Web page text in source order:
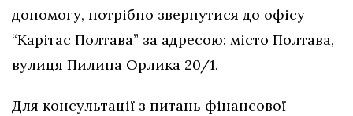
допомогу, потрібно звернутися до офісу
“Карітас Полтава” за адресою: місто Полтава,
вулиця Пилипа Орлика 20/1.
Для консультації з питань фінансової